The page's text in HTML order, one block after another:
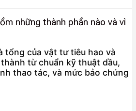
những thành phần nào và vì
tổng của vật tư tiêu hao và
từ chuẩn kỹ thuật dầu,
thao tác, và mức bảo chứng